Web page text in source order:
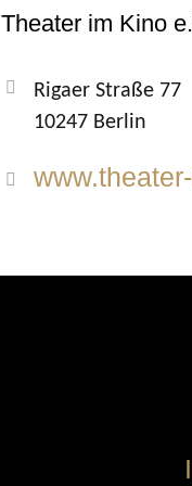
Theater im Kino
Rigaer Straße 77
10247 Berlin